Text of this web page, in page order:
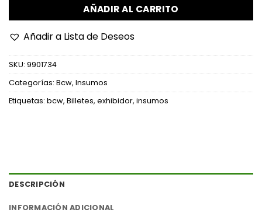
AÑADIR AL CARRITO
Añadir a Lista de Deseos
SKU: 9901734
Categorías: Bcw, Insumos
Etiquetas: bcw, Billetes, exhibidor, insumos
DESCRIPCIÓN
INFORMACIÓN ADICIONAL